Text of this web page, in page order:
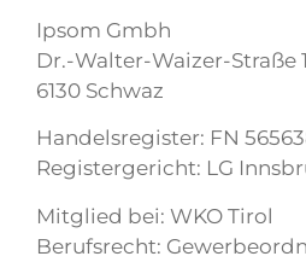
Ipsom Gmbh
Dr.-Walter-Waizer-Straße
6130 Schwaz
Handelsregister: FN
Registergericht: LG
Mitglied bei: WKO Tirol
Berufsrecht: